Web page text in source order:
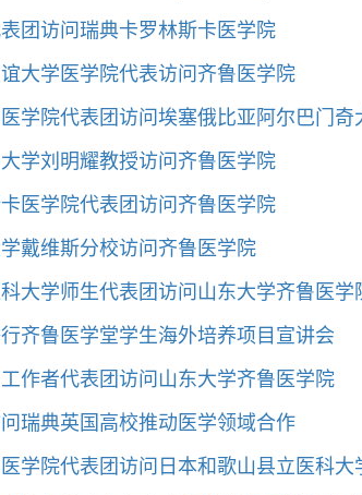
团访问瑞典卡罗林斯卡医学院
大学医学院代表访问齐鲁医学院
学院代表团访问埃塞俄比亚阿尔巴门奇
学刘明耀教授访问齐鲁医学院
医学院代表团访问齐鲁医学院
戴维斯分校访问齐鲁医学院
大学师生代表团访问山东大学齐鲁医学
齐鲁医学堂学生海外培养项目宣讲会
作者代表团访问山东大学齐鲁医学院
瑞典英国高校推动医学领域合作
学院代表团访问日本和歌山县立医科大